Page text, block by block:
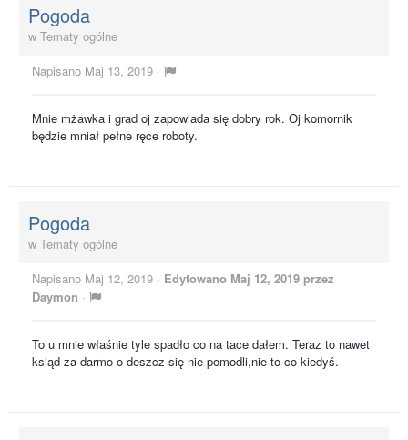
Pogoda
w Tematy ogólne
Napisano Maj 13, 2019 ·
Mnie mżawka i grad oj zapowiada się dobry rok. Oj komornik
będzie mniał pełne ręce roboty.
Pogoda
w Tematy ogólne
Napisano Maj 12, 2019 · Edytowano Maj 12, 2019 przez
Daymon ·
To u mnie właśnie tyle spadło co na tace dałem. Teraz to nawet
ksiąd za darmo o deszcz się nie pomodli,nie to co kiedyś.